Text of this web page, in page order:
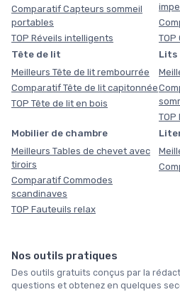
Comparatif Capteurs sommeil
portables
TOP Réveils intelligents
Tête de lit
Meilleurs Tête de lit rembourrée
Comparatif Tête de lit capitonnée
TOP Tête de lit en bois
Lits
Mobilier de chambre
Meilleurs Tables de chevet avec
tiroirs
Comparatif Commodes
scandinaves
TOP Fauteuils relax
Nos outils pratiques
Des outils gratuits conçus par la
questions et obtenez en quelques